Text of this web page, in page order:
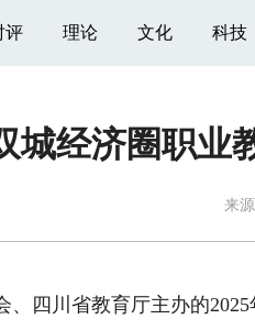
评 理论 文化 科技
城经济圈职业
来源
四川省教育厅主办的2025